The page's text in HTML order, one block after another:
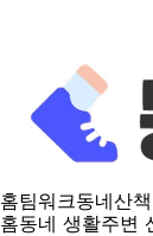
홈팀워크동네산책
홈동네 생활주변